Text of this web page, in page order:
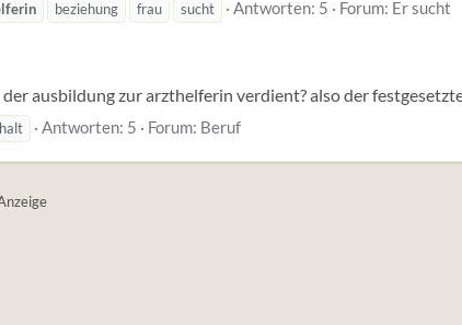
beziehung frau sucht Antworten: 5 Forum: Er sucht
ausbildung zur arzthelferin verdient? also der
Antworten: 5 Forum: Beruf